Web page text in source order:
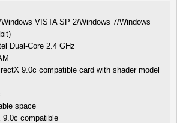
VISTA SP 2/Windows 7/Windows
Dual-Core 2.4 GHz
9.0c compatible card with shader model
space
9.0c compatible